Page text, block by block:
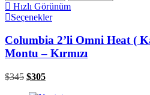
Hızlı Görünüm
Seçenekler
Columbia 2’li Omni Heat (
Montu – Kırmızı
$345 $305